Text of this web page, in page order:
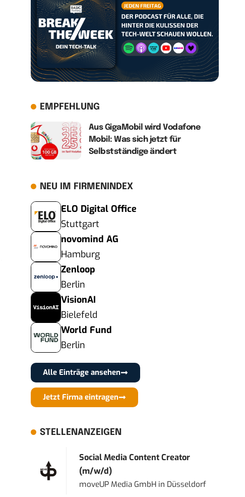
EMPFEHLUNG
Aus GigaMobil wird Vodafone
Mobil: Was sich jetzt für
Selbstständige ändert
NEU IM FIRMENINDEX
ELO Digital Office
Stuttgart
novomind AG
Hamburg
Zenloop
Berlin
VisionAI
Bielefeld
World Fund
Berlin
Alle Einträge ansehen
Jetzt Firma eintragen
STELLENANZEIGEN
Social Media Content Creator
(m/w/d)
moveUP Media GmbH in Düsseldorf